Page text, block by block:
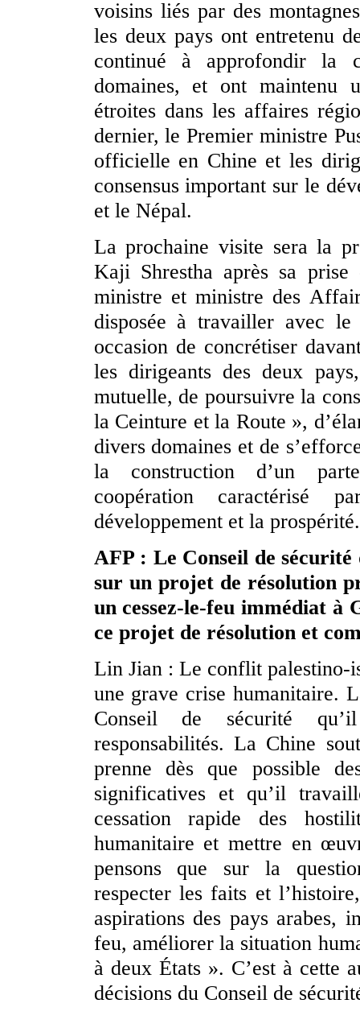
voisins liés par des
les deux pays ont entretenu
continué à approfondir la
domaines, et ont maintenu
étroites dans les affaires
dernier, le Premier ministre
officielle en Chine et les
consensus important sur le
et le Népal.
La prochaine visite sera la
Kaji Shrestha après sa
ministre et ministre des
disposée à travailler avec
occasion de concrétiser
les dirigeants des deux
mutuelle, de poursuivre la
la Ceinture et la Route »,
divers domaines et de
la construction d’un
coopération caractérisé
développement et la prospérité.
AFP : Le Conseil de
sur un projet de résolution
un cessez-le-feu immédiat à
ce projet de résolution et
Lin Jian : Le conflit palestino-
une grave crise humanitaire.
Conseil de sécurité
responsabilités. La Chine
prenne dès que possible
significatives et qu’il
cessation rapide des
humanitaire et mettre en
pensons que sur la
respecter les faits et
aspirations des pays arabes,
feu, améliorer la situation
à deux États ». C’est à cette
décisions du Conseil de